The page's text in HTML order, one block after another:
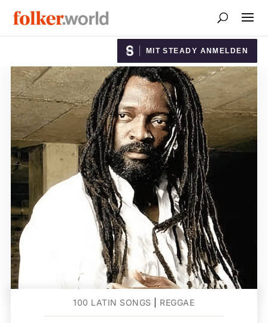
MIT STEADY ANMELDEN
100 LATIN SONGS REGGAE